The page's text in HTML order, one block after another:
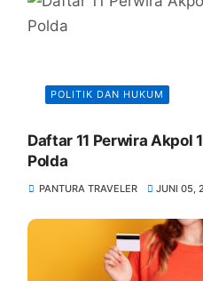
POLITIK DAN HUKUM
Daftar 11 Perwira Akpol
Polda
PANTURA TRAVELER JUNI 05,